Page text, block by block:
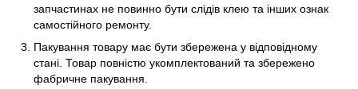
запчастинах не повинно бути слідів клею та інших ознак
самостійного ремонту.
Пакування товару має бути збережена у відповідному
стані. Товар повністю укомплектований та збережено
фабричне пакування.